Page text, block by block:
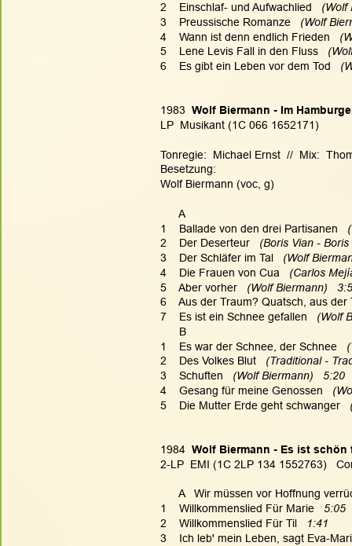
2    Einschlaf- und Aufwachlied
3    Preussische Romanze
(Wolf
4    Wann ist denn endlich Frieden
5    Lene Levis Fall in den Fluss
6    Es gibt ein Leben vor dem Tod
1983 Wolf Biermann - Im
LP  Musikant (1C 066 1652171)
Tonregie:  Michael Ernst  //  Mix:
Besetzung:
Wolf Biermann (voc, g)
      A
1    Ballade von den drei Partisanen
2    Der Deserteur
(Boris Vian -
3    Der Schläfer im Tal
(Wolf
4    Die Frauen von Cua
(Carlos
5    Aber vorher
(Wolf Biermann)
6    Aus der Traum? Quatsch, aus der
7    Es ist ein Schnee gefallen
(Wolf
      B
1    Es war der Schnee, der Schnee
2    Des Volkes Blut
(Traditional -
3    Schuften
   (Wolf Biermann)   5:20
4    Gesang für meine Genossen
5    Die Mutter Erde geht schwanger
1984 Wolf Biermann - Es ist
2-LP  EMI (1C 2LP 134 1552763)
A   Wir müssen vor Hoffnung
1    Willkommenslied Für Marie
5:05
2    Willkommenslied Für Til
1:41
3    Ich leb' mein Leben, sagt Eva-